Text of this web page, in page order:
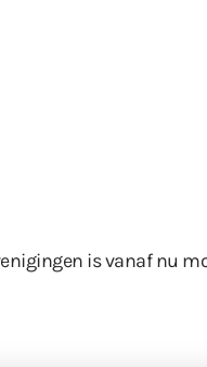
is vanaf nu